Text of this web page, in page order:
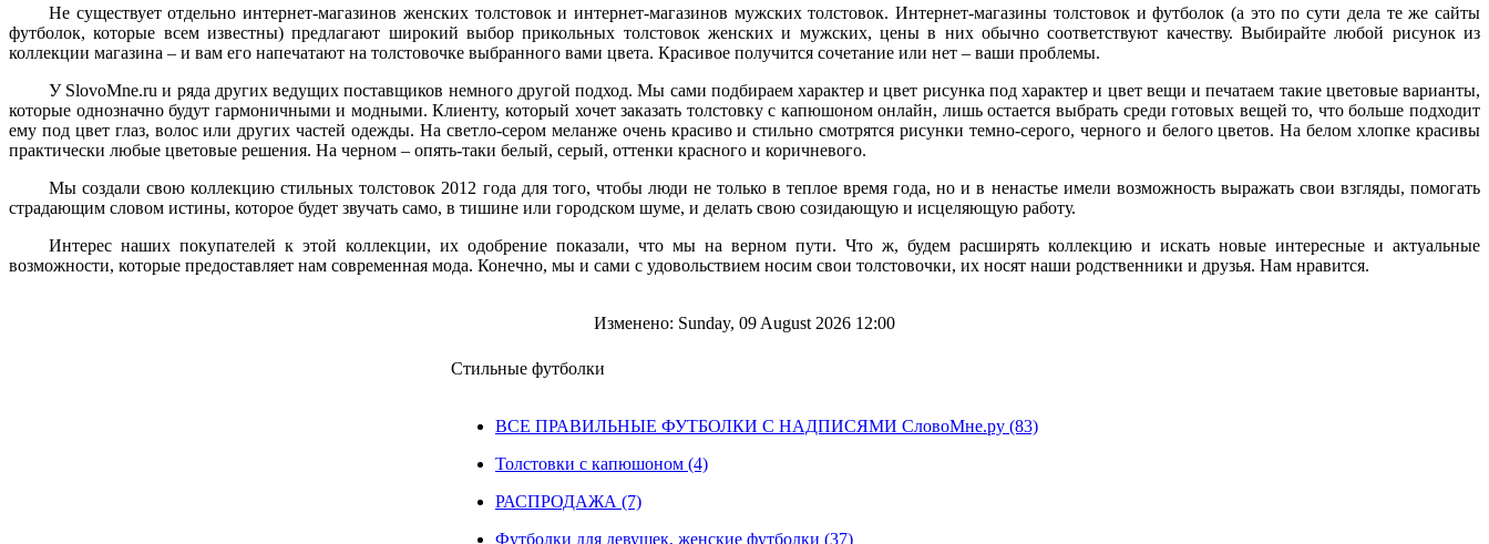
практически любые цветовые решения. На черном – опять-таки белый, серый, оттенки красного и коричневого.
Мы создали свою коллекцию стильных толстовок 2012 года для того, чтобы люди не только в теплое время года, но и в ненастье имели возможность выражать свои взгляды, помогать
Интерес наших покупателей к этой коллекции, их одобрение показали, что мы на верном пути. Что ж, будем расширять коллекцию и искать новые интересные и актуальные
возможности, которые предоставляет нам современная мода. Конечно, мы и сами с удовольствием носим свои толстовочки, их носят наши родственники и друзья. Нам нравится.
Не существует отдельно интернет-магазинов женских толстовок и интернет-магазинов мужских толстовок. Интернет-магазины толстовок и футболок (а это по сути дела те же сайты
футболок, которые всем известны) предлагают широкий выбор прикольных толстовок женских и мужских, цены в них обычно соответствуют качеству. Выбирайте любой рисунок из
коллекции магазина – и вам его напечатают на толстовочке выбранного вами цвета. Красивое получится сочетание или нет – ваши проблемы.
У SlovoMne.ru и ряда других ведущих поставщиков немного другой подход. Мы сами подбираем характер и цвет рисунка под характер и цвет вещи и печатаем такие цветовые варианты,
которые однозначно будут гармоничными и модными. Клиенту, который хочет заказать толстовку с капюшоном онлайн, лишь остается выбрать среди готовых вещей то, что больше подходит
ему под цвет глаз, волос или других частей одежды. На светло-сером меланже очень красиво и стильно смотрятся рисунки темно-серого, черного и белого цветов. На белом хлопке красивы
практически любые цветовые решения. На черном – опять-таки белый, серый, оттенки красного и коричневого.
Мы создали свою коллекцию стильных толстовок 2012 года для того, чтобы люди не только в теплое время года, но и в ненастье имели возможность выражать свои взгляды, помогать
страдающим словом истины, которое будет звучать само, в тишине или городском шуме, и делать свою созидающую и исцеляющую работу.
Интерес наших покупателей к этой коллекции, их одобрение показали, что мы на верном пути. Что ж, будем расширять коллекцию и искать новые интересные и актуальные
возможности, которые предоставляет нам современная мода. Конечно, мы и сами с удовольствием носим свои толстовочки, их носят наши родственники и друзья. Нам нравится.
Изменено: Sunday, 09 August 2026 12:00
Стильные футболки
ВСЕ ПРАВИЛЬНЫЕ ФУТБОЛКИ С НАДПИСЯМИ СловоМне.ру (83)
Толстовки с капюшоном (4)
РАСПРОДАЖА (7)
Футболки для девушек, женские футболки (37)